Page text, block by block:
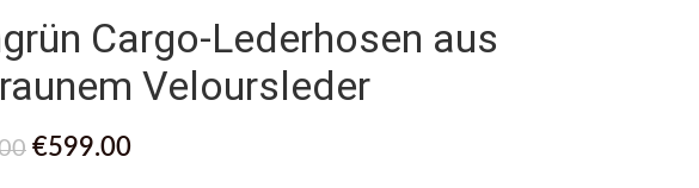
Cargo-Lederhosen aus
Veloursleder
€599.00